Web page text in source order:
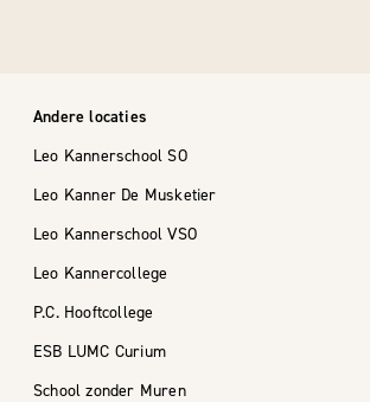
Andere locaties
Leo Kannerschool SO
Leo Kanner De Musketier
Leo Kannerschool VSO
Leo Kannercollege
P.C. Hooftcollege
ESB LUMC Curium
School zonder Muren